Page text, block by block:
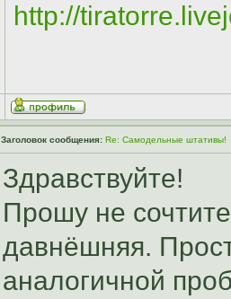
http://
Заголовок сообщения: Re: Самодельные штативы!
Здравствуйте!
Прошу не
давнёшняя.
аналогичной